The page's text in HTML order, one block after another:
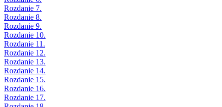
Rozdanie 7.
Rozdanie 8.
Rozdanie 9.
Rozdanie 10.
Rozdanie 11.
Rozdanie 12.
Rozdanie 13.
Rozdanie 14.
Rozdanie 15.
Rozdanie 16.
Rozdanie 17.